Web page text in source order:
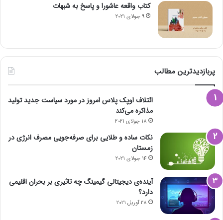
کتاب واقعه عاشورا و پاسخ به شبهات
9 جولای 2021
پربازدیدترین مطالب
ائتلاف اوپک پلاس امروز در مورد سیاست جدید تولید
مذاکره می‌کند
18 جولای 2021
نکات ساده و طلایی برای صرفه‌جویی مصرف انرژی در
زمستان
14 جولای 2021
آینده‌ی دیجیتالی گیمینگ چه تاثیری بر بحران اقلیمی
دارد؟
28 آوریل 2021